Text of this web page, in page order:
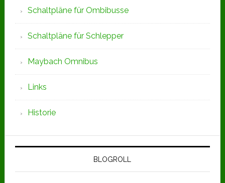
Schaltpläne für Ombibusse
Schaltpläne für Schlepper
Maybach Omnibus
Links
Historie
BLOGROLL